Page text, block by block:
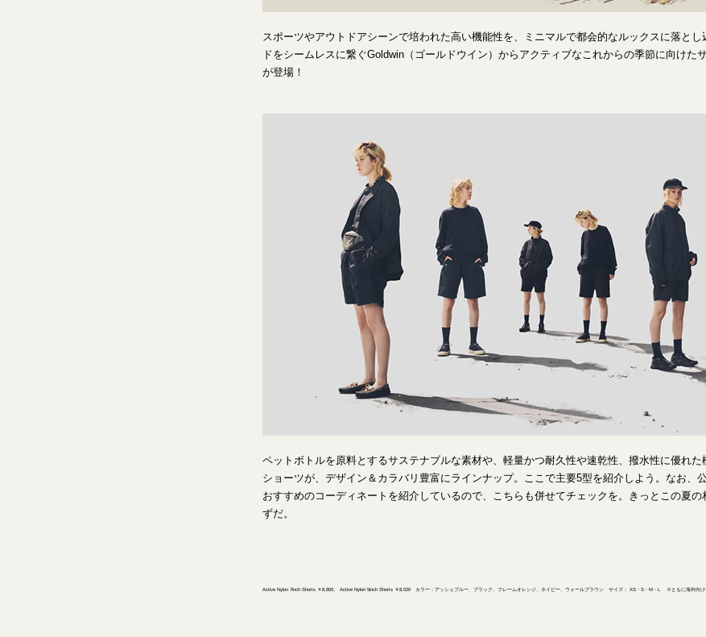
スポーツやアウトドアシーンで培われた高い機能性を、ミニマルで都会的なルックスに落と
ドをシームレスに繋ぐGoldwin（ゴールドウイン）からアクティブなこれからの季節に向けた
が登場！
ペットボトルを原料とするサステナブルな素材や、軽量かつ耐久性や速乾性、撥水性に優れ
ショーツが、デザイン＆カラバリ豊富にラインナップ。ここで主要5型を紹介しよう。なお、
おすすめのコーディネートを紹介しているので、こちらも併せてチェックを。きっとこの夏
ずだ。
Active Nylon 7inch Shorts ￥8,800、 Active Nylon 5inch Shorts ￥8,520 カラー：アッシュブルー、ブラック、フレームオレンジ、ネイビー、ウォールブラウン サイズ： XS・S・M・L ※ともに海外向